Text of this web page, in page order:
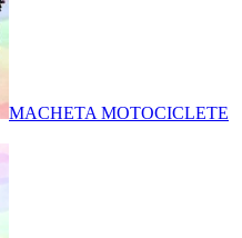
MACHETA MOTOCICLETE